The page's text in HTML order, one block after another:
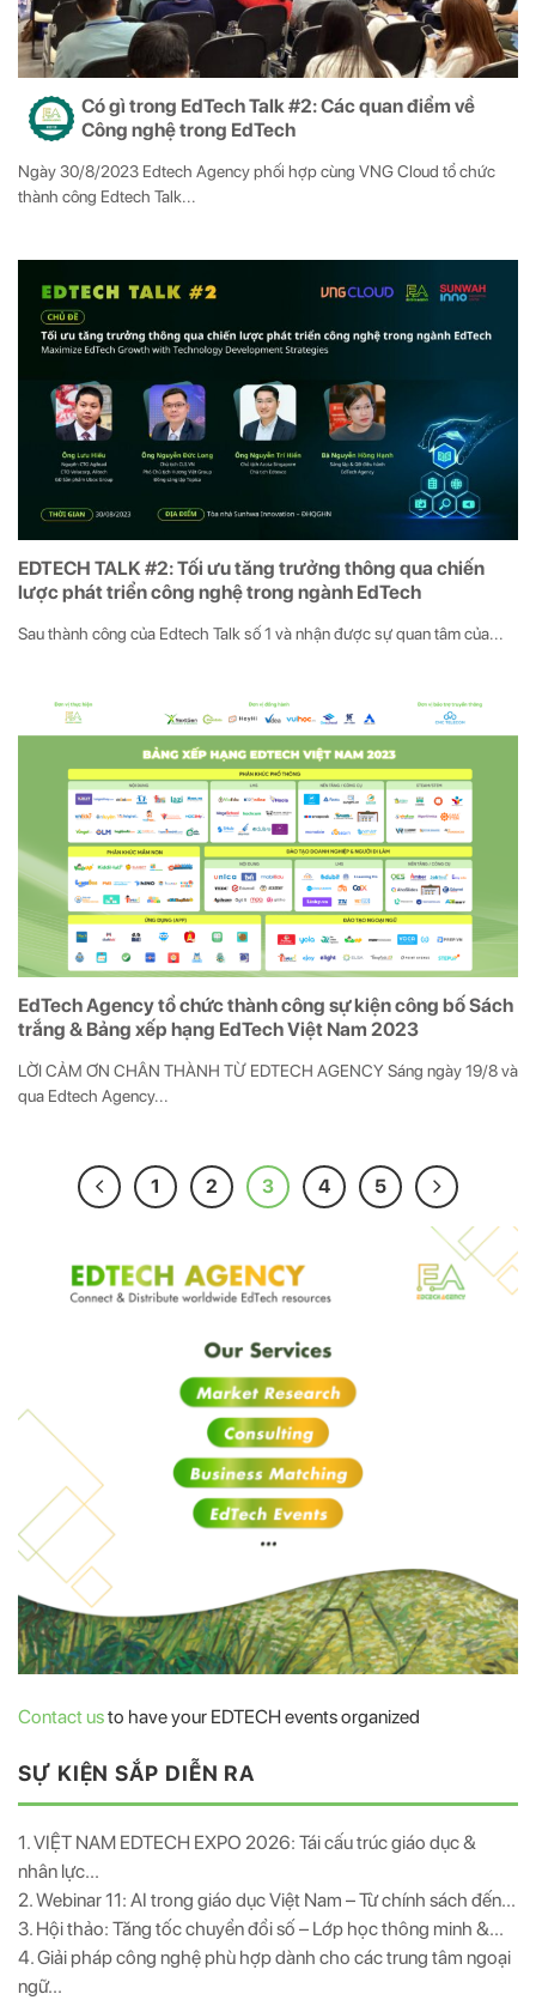
Có gì trong EdTech Talk #2: Các quan điểm về
Công nghệ trong EdTech
Ngày 30/8/2023 Edtech Agency phối hợp cùng VNG Cloud tổ chức
thành công Edtech Talk...
EDTECH TALK #2: Tối ưu tăng trưởng thông qua chiến
lược phát triển công nghệ trong ngành EdTech
Sau thành công của Edtech Talk số 1 và nhận được sự quan tâm của...
EdTech Agency tổ chức thành công sự kiện công bố Sách
trắng & Bảng xếp hạng EdTech Việt Nam 2023
LỜI CẢM ƠN CHÂN THÀNH TỪ EDTECH AGENCY Sáng ngày 19/8 và
qua Edtech Agency...
1 2 3 4 5
Contact usto have your EDTECH events organized
SỰ KIỆN SẮP DIỄN RA
1. VIỆT NAM EDTECH EXPO 2026: Tái cấu trúc giáo dục &
nhân lực...
2. Webinar 11: AI trong giáo dục Việt Nam – Từ chính sách đến...
3. Hội thảo: Tăng tốc chuyển đổi số – Lớp học thông minh &...
4. Giải pháp công nghệ phù hợp dành cho các trung tâm ngoại
ngữ...